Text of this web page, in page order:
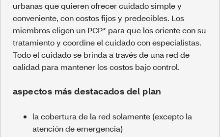
urbanas que quieren ofrecer cuidado simple y
conveniente, con costos fijos y predecibles. Los
miembros eligen un PCP* para que los oriente con su
tratamiento y coordine el cuidado con especialistas.
Todo el cuidado se brinda a través de una red de
calidad para mantener los costos bajo control.
aspectos más destacados del plan
la cobertura de la red solamente (excepto la
atención de emergencia)